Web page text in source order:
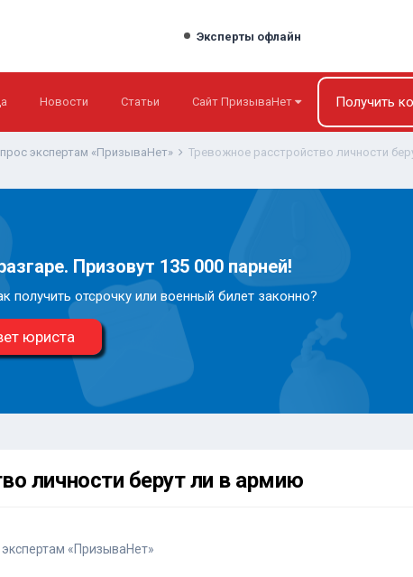
Эксперты офлайн
Новости Статьи Сайт ПризываНет Получить
экспертам «ПризываНет» Тревожное расстройство личности
Призовут 135 000 парней!
получить отсрочку или военный билет законно?
юриста
личности берут ли в армию
«ПризываНет»